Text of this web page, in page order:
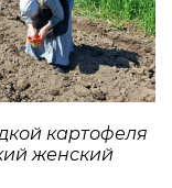
картофеля
женский